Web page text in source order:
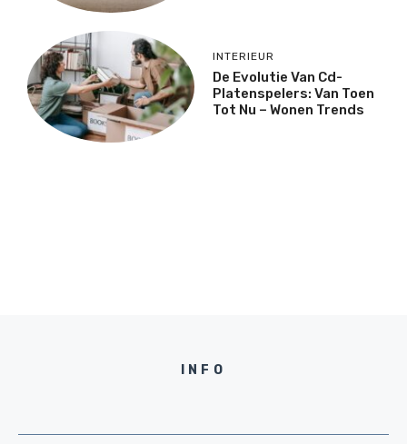
INTERIEUR
De Evolutie Van Cd-
Platenspelers: Van Toen
Tot Nu – Wonen Trends
INFO